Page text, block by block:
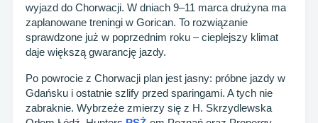
wyjazd do Chorwacji. W dniach 9–11 marca drużyna ma
zaplanowane treningi w Gorican. To rozwiązanie
sprawdzone już w poprzednim roku – cieplejszy klimat
daje większą gwarancję jazdy.
Po powrocie z Chorwacji plan jest jasny: próbne jazdy w
Gdańsku i ostatnie szlify przed sparingami. A tych nie
zabraknie. Wybrzeże zmierzy się z H. Skrzydlewska